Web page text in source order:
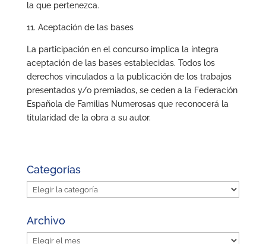
la que pertenezca.
11. Aceptación de las bases
La participación en el concurso implica la íntegra
aceptación de las bases establecidas. Todos los
derechos vinculados a la publicación de los trabajos
presentados y/o premiados, se ceden a la Federación
Española de Familias Numerosas que reconocerá la
titularidad de la obra a su autor.
Categorías
Categorías
Archivo
Archivo